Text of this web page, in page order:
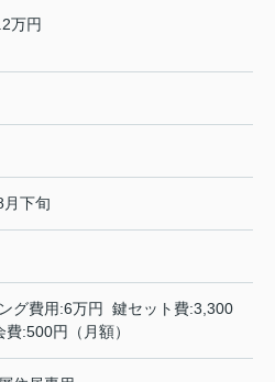
万円
月下旬
グ費用:6万円 鍵セット費:3,300
:500円（月額）